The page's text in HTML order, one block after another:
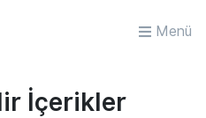
Menü
İçerikler